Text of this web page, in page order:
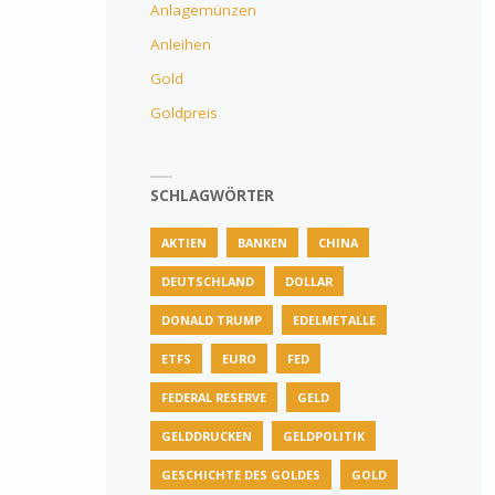
Anlagemünzen
Anleihen
Gold
Goldpreis
SCHLAGWÖRTER
AKTIEN BANKEN CHINA
DEUTSCHLAND DOLLAR
DONALD TRUMP EDELMETALLE
ETFS EURO FED
FEDERAL RESERVE GELD
GELDDRUCKEN GELDPOLITIK
GESCHICHTE DES GOLDES GOLD